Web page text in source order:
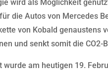
wird als Möglichkeit
die Autos von Mercedes
von Kobald genaustens
und senkt somit die
am heutigen 19.